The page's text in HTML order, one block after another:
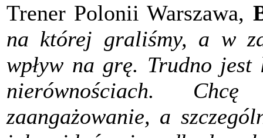
Trener Polonii Warszawa,
na której graliśmy, a w
wpływ na grę. Trudno jest
nierównościach.
zaangażowanie, a